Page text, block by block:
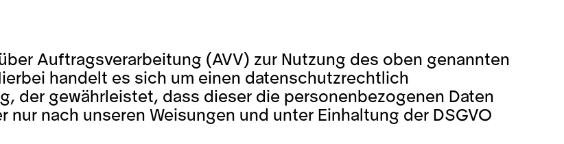
Auftragsverarbeitung (AVV) zur Nutzung des oben genannten
handelt es sich um einen datenschutzrechtlich
der gewährleistet, dass dieser die personenbezogenen Daten
nur nach unseren Weisungen und unter Einhaltung der DSGVO